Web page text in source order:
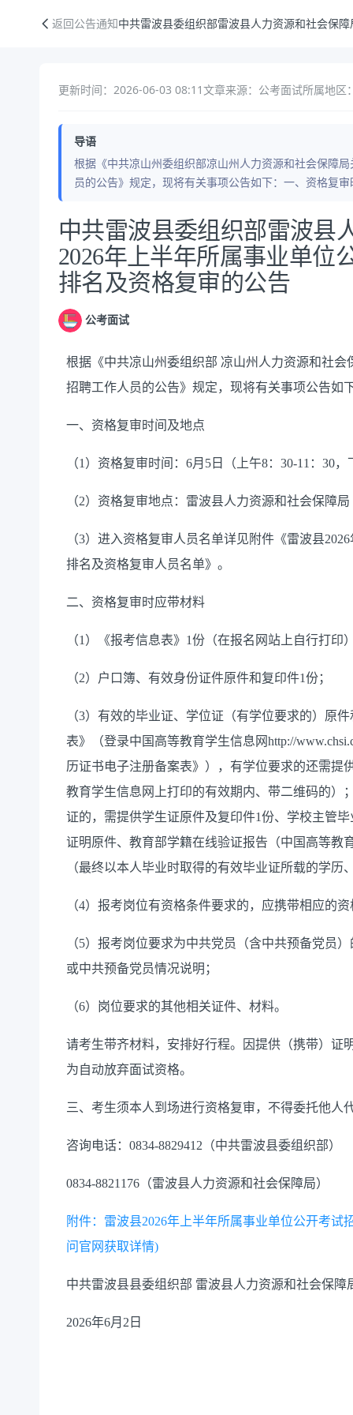
返回公告通知中共雷波县委组织部雷波县人力资源和社会保
更新时间：2026-06-03 08:11文章来源：公考面试所属地区
导语
根据《中共凉山州委组织部凉山州人力资源和社会保障
员的公告》规定，现将有关事项公告如下：一、资格复
公告正文
中共雷波县委组织部雷波县
2026年上半年所属事业单位
排名及资格复审的公告
公考面试
根据《中共凉山州委组织部 凉山州人力资源和社
招聘工作人员的公告》规定，现将有关事项公告如
一、资格复审时间及地点
（1）资格复审时间：6月5日（上午8：30-11：30
（2）资格复审地点：雷波县人力资源和社会保障
（3）进入资格复审人员名单详见附件《雷波县
排名及资格复审人员名单》。
二、资格复审时应带材料
（1）《报考信息表》1份（在报名网站上自行打印
（2）户口簿、有效身份证件原件和复印件1份；
（3）有效的毕业证、学位证（有学位要求的）原
表》（登录中国高等教育学生信息网http://
历证书电子注册备案表》），有学位要求的还需提
教育学生信息网上打印的有效期内、带二维码的）
证的，需提供学生证原件及复印件1份、学校主管
证明原件、教育部学籍在线验证报告（中国高等教
（最终以本人毕业时取得的有效毕业证所载的学
（4）报考岗位有资格条件要求的，应携带相应的
（5）报考岗位要求为中共党员（含中共预备党员
或中共预备党员情况说明；
（6）岗位要求的其他相关证件、材料。
请考生带齐材料，安排好行程。因提供（携带）证
为自动放弃面试资格。
三、考生须本人到场进行资格复审，不得委托他人
咨询电话：0834-8829412（中共雷波县委组织部）
0834-8821176（雷波县人力资源和社会保障局）
附件：雷波县2026年上半年所属事业单位公开考
问官网获取详情)
中共雷波县县委组织部 雷波县人力资源和社会保障
2026年6月2日